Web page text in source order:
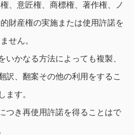
、意匠権、商標権、著作権、ノ
財産権の実施または使用許諾を
せん。
いかなる方法によっても複製、
訳、翻案その他の利用をするこ
ます。
つき再使用許諾を得ることはで